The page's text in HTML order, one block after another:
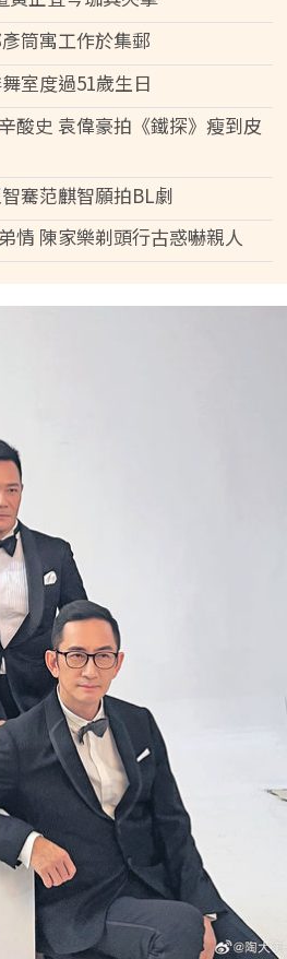
筒寓工作於集郵
室度過51歲生日
酸史 袁偉豪拍《鐵探》瘦到皮
騫范麒智願拍BL劇
情 陳家樂剃頭行古惑嚇親人